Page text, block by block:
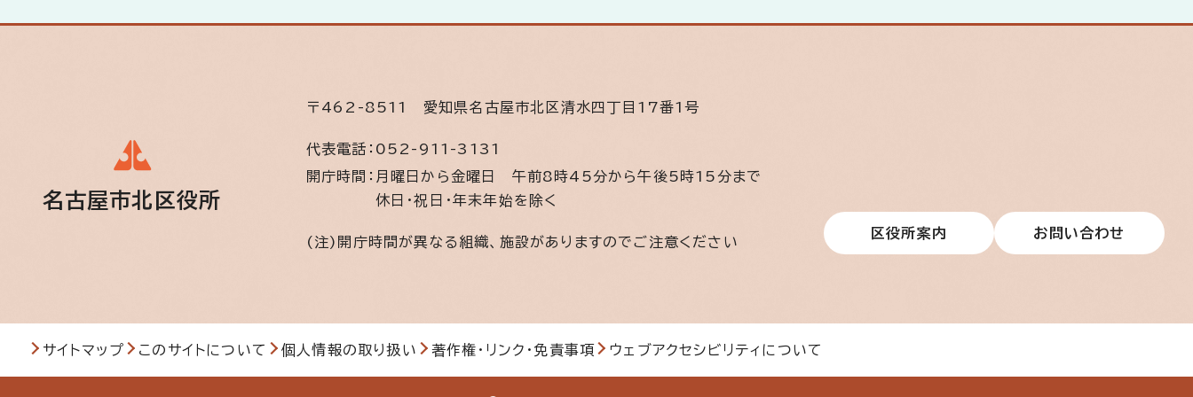
名古屋市北区役所
〒462-8511 愛知県名古屋市北区清水四丁目17番1号
代表電話： 052-911-3131
開庁時間： 月曜日から金曜日 午前8時45分から午後5時15分まで
休日・祝日・年末年始を除く
(注)開庁時間が異なる組織、施設がありますのでご注意ください
区役所案内 お問い合わせ
サイトマップ このサイトについて 個人情報の取り扱い 著作権・リンク・免責事項 ウェブアクセシビリティについて